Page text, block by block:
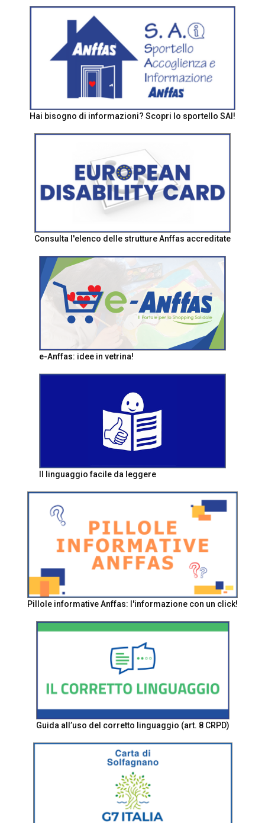
Hai bisogno di informazioni? Scopri lo sportello SAI!
Consulta l'elenco delle strutture Anffas accreditate
e-Anffas: idee in vetrina!
Il linguaggio facile da leggere
Pillole informative Anffas: l'informazione con un click!
Guida all’uso del corretto linguaggio (art. 8 CRPD)